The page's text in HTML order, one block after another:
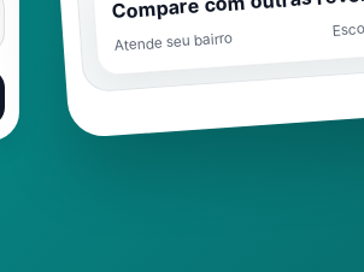
Atende seu bairro